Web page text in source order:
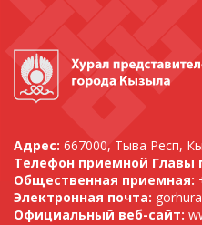
Адрес: 667000, Тыва Респ,
Телефон приемной Главы
Общественная приемная:
Электронная почта:
Официальный веб-сайт: